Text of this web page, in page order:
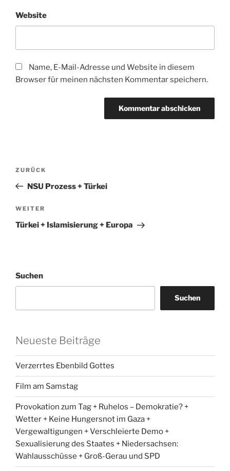
Website
Name, E-Mail-Adresse und Website in diesem
Browser für meinen nächsten Kommentar speichern.
Beitragsnavigation
Vorheriger
Beitrag
ZURÜCK
NSU Prozess + Türkei
Nächster
Beitrag
WEITER
Türkei + Islamisierung + Europa
Suchen
Suchen
Neueste Beiträge
Verzerrtes Ebenbild Gottes
Film am Samstag
Provokation zum Tag + Ruhelos – Demokratie? +
Wetter + Keine Hungersnot im Gaza +
Vergewaltigungen + Verschleierte Demo +
Sexualisierung des Staates + Niedersachsen:
Wahlausschüsse + Groß-Gerau und SPD